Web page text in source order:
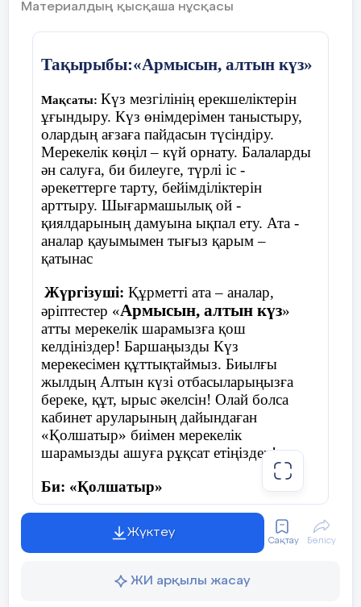
қолшатырдың жанына тұрады. Музыка
ойналады балалар билеп жүреді, музыка
тоқтағанда балалар қолшатырдың жанына
тұра қалу керек, қай балаға қолшатыр
жетпей қалса , сол бала ойыннан шығып
отырады.
Материалдың қысқаша нұсқасы
Тақырыбы:«Армысын, алтын күз»
Мақсаты: Күз мезгілінің ерекшеліктерін
ұғындыру. Күз өнімдерімен таныстыру,
олардың ағзаға пайдасын түсіндіру.
Мерекелік көңіл – күй орнату. Балаларды
ән салуға, би билеуге, түрлі іс -
әрекеттерге тарту, бейімділіктерін
арттыру. Шығармашылық ой -
қиялдарының дамуына ықпал ету. Ата -
аналар қауымымен тығыз қарым –
қатынас
Жүргізуші: Құрметті ата – аналар,
әріптестер «Армысын, алтын күз»
атты мерекелік шарамызға қош
келдініздер! Баршаңызды Күз
мерекесімен құттықтаймыз. Биылғы
жылдың Алтын күзі отбасыларыңызға
береке, құт, ырыс әкелсін! Олай болса
кабинет аруларының дайындаған
«Қолшатыр» биімен мерекелік
шарамызды ашуға рұқсат етіңіздер!
Би: «Қолшатыр»
Армасыздар, халайық,
Бармысыздар, халайық!
Жүктеу
Сақтау Бөлісу
ЖИ арқылы жасау